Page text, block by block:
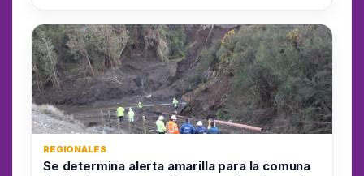
REGIONALES
Se determina alerta amarilla para la comuna